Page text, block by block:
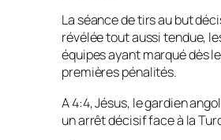
La séance de tirs au but
révélée tout aussi tendue,
équipes ayant marqué dès
premières pénalités.
A 4:4, Jésus, le gardien
un arrêt décisif face à la